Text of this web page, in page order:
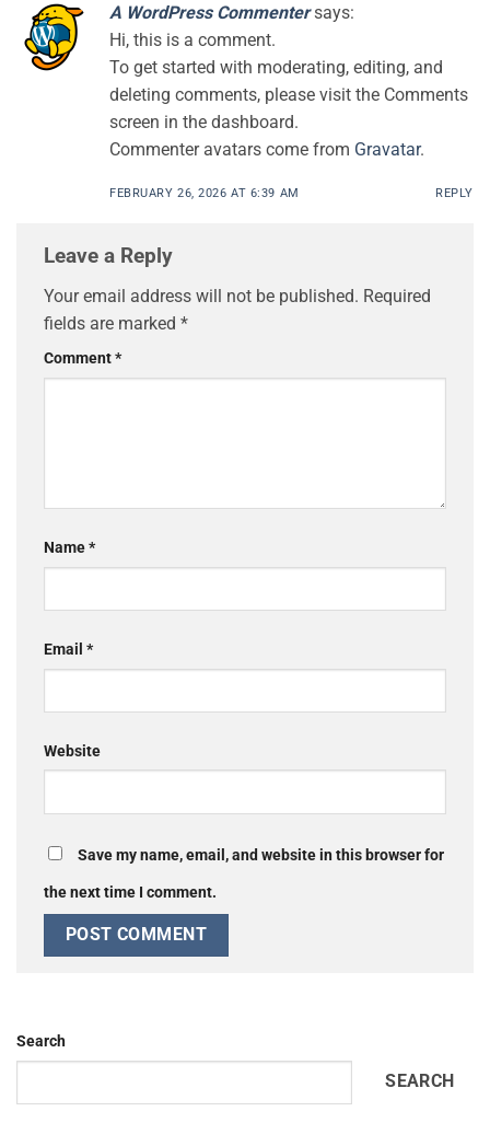
A WordPress Commenter says:
Hi, this is a comment.
To get started with moderating, editing, and
deleting comments, please visit the Comments
screen in the dashboard.
Commenter avatars come from Gravatar.
FEBRUARY 26, 2026 AT 6:39 AM REPLY
Leave a Reply
Your email address will not be published. Required
fields are marked *
Comment*
Name*
Email *
Website
Save my name, email, and website in this browser for
the next time I comment.
Search
SEARCH